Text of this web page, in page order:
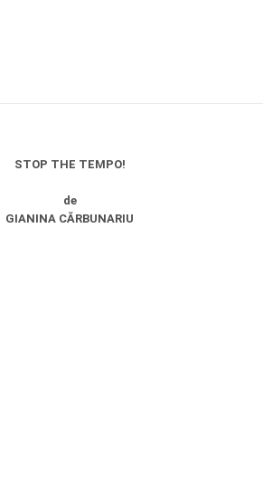
STOP THE TEMPO!
de
GIANINA CĂRBUNARIU